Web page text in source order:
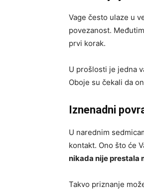
Vage često ulaze u
povezanost.
prvi korak.
U prošlosti je jedna
Oboje su čekali da
Iznenadni
U narednim
kontakt. Ono što će
nikada nije prestala
Takvo priznanje